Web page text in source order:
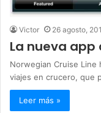
Victor 26 agosto,
La nueva app
Norwegian Cruise Line
viajes en crucero, que
Leer más »